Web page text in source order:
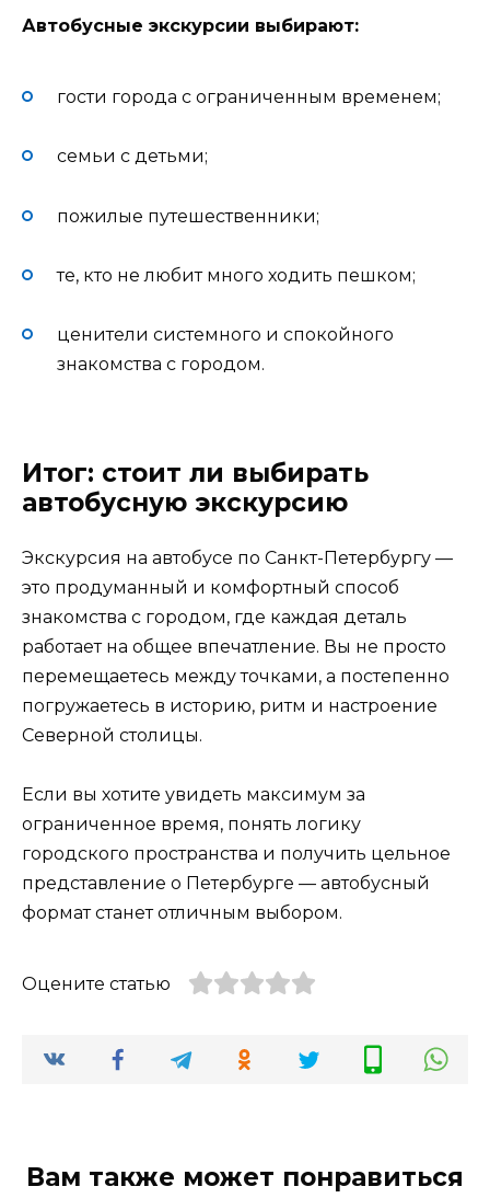
Автобусные экскурсии выбирают:
гости города с ограниченным временем;
семьи с детьми;
пожилые путешественники;
те, кто не любит много ходить пешком;
ценители системного и спокойного
знакомства с городом.
Итог: стоит ли выбирать
автобусную экскурсию
Экскурсия на автобусе по Санкт-Петербургу —
это продуманный и комфортный способ
знакомства с городом, где каждая деталь
работает на общее впечатление. Вы не просто
перемещаетесь между точками, а постепенно
погружаетесь в историю, ритм и настроение
Северной столицы.
Если вы хотите увидеть максимум за
ограниченное время, понять логику
городского пространства и получить цельное
представление о Петербурге — автобусный
формат станет отличным выбором.
Оцените статью
Вам также может понравиться